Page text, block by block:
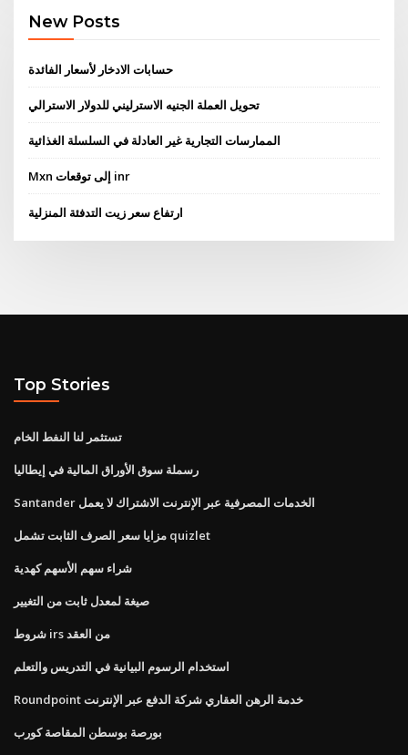
New Posts
حسابات الادخار لأسعار الفائدة
تحويل العملة الجنيه الاسترليني للدولار الاسترالي
الممارسات التجارية غير العادلة في السلسلة الغذائية
Mxn إلى توقعات inr
ارتفاع سعر زيت التدفئة المنزلية
Top Stories
تستثمر لنا النفط الخام
رسملة سوق الأوراق المالية في إيطاليا
Santander الخدمات المصرفية عبر الإنترنت الاشتراك لا يعمل
مزايا سعر الصرف الثابت تشمل quizlet
شراء سهم الأسهم كهدية
صيغة لمعدل ثابت من التغيير
شروط irs من العقد
استخدام الرسوم البيانية في التدريس والتعلم
Roundpoint خدمة الرهن العقاري شركة الدفع عبر الإنترنت
بورصة بوسطن المقاصة كورب